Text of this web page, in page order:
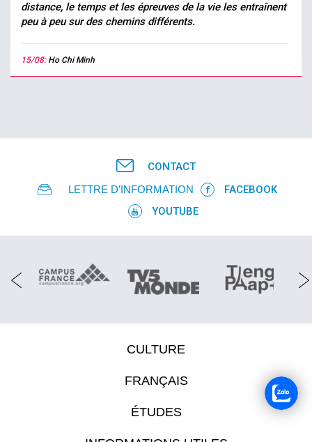
distance, le temps et les épreuves de la vie les entraînent
peu à peu sur des chemins différents.
15/08: Ho Chi Minh
CONTACT
LETTRE D’INFORMATION
FACEBOOK
YOUTUBE
CULTURE
FRANÇAIS
ÉTUDES